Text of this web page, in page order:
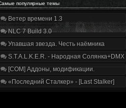
популярные темы
и сюжет | Разбор трейлера
отвага
Ветер времени 1.3
NLC 7 Build 3.0
Упавшая звезда. Честь наёмника
S.T.A.L.K.E.R. - Народная
[COM] Аддоны, модификации.
«Последний Сталкер» - [Last Stalker]